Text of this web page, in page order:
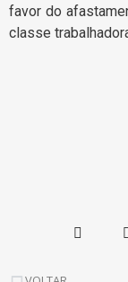
favor do
classe